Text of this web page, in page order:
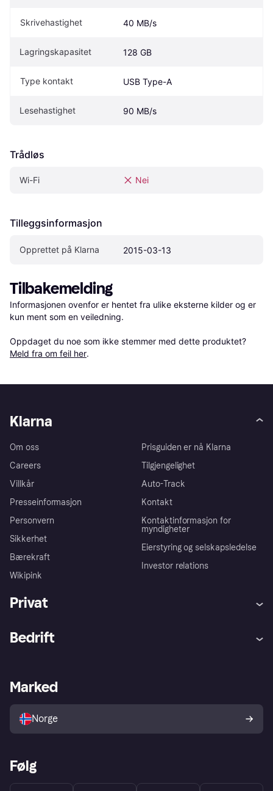
Skrivehastighet 40 MB/s
Lagringskapasitet 128 GB
Type kontakt USB Type-A
Lesehastighet 90 MB/s
Trådløs
Wi-Fi Nei
Tilleggsinformasjon
Opprettet på Klarna 2015-03-13
Tilbakemelding
Informasjonen ovenfor er hentet fra ulike eksterne kilder og er
kun ment som en veiledning.
Oppdaget du noe som ikke stemmer med dette produktet?
Meld fra om feil her.
Klarna
Om oss
Careers
Villkår
Presseinformasjon
Personvern
Sikkerhet
Bærekraft
Wikipink
Prisguiden er nå Klarna
Tilgjengelighet
Auto-Track
Kontakt
Kontaktinformasjon for
myndigheter
Eierstyring og selskapsledelse
Investor relations
Privat
Utforsk butikker
Bedrift
Merchant portal
Marked
Norge
Følg